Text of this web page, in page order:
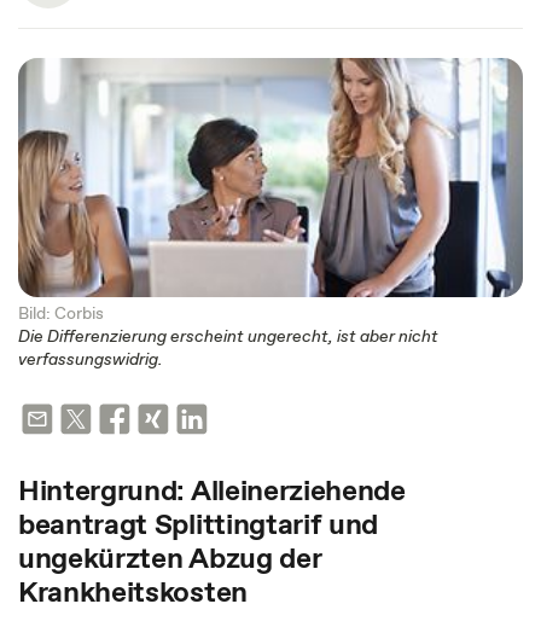
Bild: Corbis
Die Differenzierung erscheint ungerecht, ist aber nicht
verfassungswidrig.
Hintergrund: Alleinerziehende
beantragt Splittingtarif und
ungekürzten Abzug der
Krankheitskosten